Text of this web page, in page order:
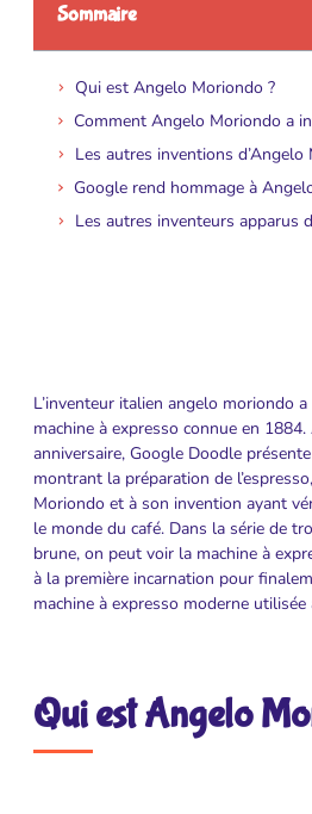
Sommaire
Qui est Angelo Moriondo ?
Les autres inventions d’Angelo
L’inventeur italien angelo moriondo
machine à expresso connue en 1884.
anniversaire, Google Doodle
montrant la préparation de
Moriondo et à son invention ayant
le monde du café. Dans la série de
brune, on peut voir la machine à
à la première incarnation pour
machine à expresso moderne
Qui est Angelo